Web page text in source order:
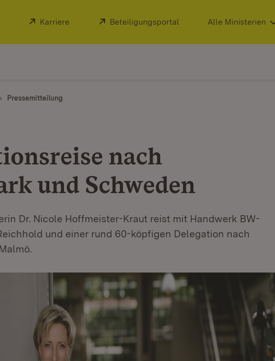
Extern:
Karriere (Öffnet in neuem Fenster)
Extern:
Beteiligungsportal (Öffnet in neuem Fenster)
Alle Ministerien
Pressemitteilung
nach
und Schweden
Dr. Nicole Hoffmeister-Kraut reist mit Handwerk BW-
und einer rund 60-köpfigen Delegation nach